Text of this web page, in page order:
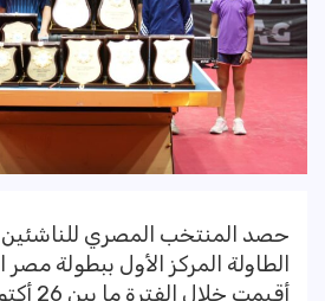
حصد المنتخب المصري
الطاولة المركز الأول ببطولة مصر